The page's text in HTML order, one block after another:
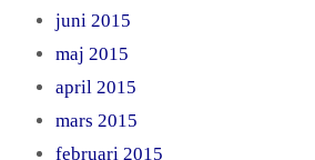
juni 2015
maj 2015
april 2015
mars 2015
februari 2015